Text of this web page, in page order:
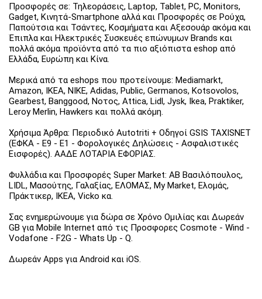
Προσφορές σε: Τηλεοράσεις, Laptop, Tablet, PC, Monitors,
Gadget, Κινητά-Smartphone αλλά και Προσφορές σε Ρούχα,
Παπούτσια και Τσάντες, Κοσμήματα και Αξεσουάρ ακόμα και
Έπιπλα και Ηλεκτρικές Συσκευές επώνυμων Brands και
πολλά ακόμα προϊόντα από τα πιο αξιόπιστα eshop από
Ελλάδα, Ευρώπη και Κίνα.
Μερικά από τα eshops που προτείνουμε: Mediamarkt,
Amazon, IKEA, NIKE, Adidas, Public, Germanos, Kotsovolos,
Gearbest, Banggood, Νοτος, Attica, Lidl, Jysk, Ikea, Praktiker,
Leroy Merlin, Hawkers και πολλά ακόμη.
Χρήσιμα Άρθρα: Περιοδικό Autotriti + Οδηγοί GSIS TAXISNET
(ΕΦΚΑ - Ε9 - Ε1 - Φορολογικές Δηλώσεις - Ασφαλιστικές
Εισφορές). ΑΑΔΕ ΛΟΤΑΡΙΑ ΕΦΟΡΙΑΣ.
Φυλλάδια και Προσφορές Super Market: ΑΒ Βασιλόπουλος,
LIDL, Μασούτης, Γαλαξίας, ΕΛΟΜΑΣ, My Market, Ελομάς,
Πράκτικερ, ΙΚΕΑ, Vicko κα.
Σας ενημερώνουμε για δώρα σε Χρόνο Ομιλίας και Δωρεάν
GB για Mobile Internet από τις Προσφορες Cosmote - Wind -
Vodafone - F2G - Whats Up - Q.
Δωρεάν Apps για Android και iOS.